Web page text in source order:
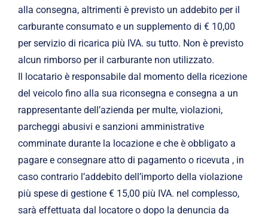
alla consegna, altrimenti è previsto un addebito per il
carburante consumato e un supplemento di € 10,00
per servizio di ricarica più IVA. su tutto. Non è previsto
alcun rimborso per il carburante non utilizzato.
Il locatario è responsabile dal momento della ricezione
del veicolo fino alla sua riconsegna e consegna a un
rappresentante dell’azienda per multe, violazioni,
parcheggi abusivi e sanzioni amministrative
comminate durante la locazione e che è obbligato a
pagare e consegnare atto di pagamento o ricevuta , in
caso contrario l’addebito dell’importo della violazione
più spese di gestione € 15,00 più IVA. nel complesso,
sarà effettuata dal locatore o dopo la denuncia da